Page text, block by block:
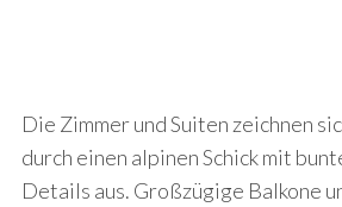
Die Zimmer und Suiten zeichnen
durch einen alpinen Schick mit
Details aus. Großzügige Balkone